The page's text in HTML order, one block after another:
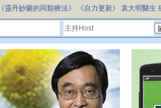
《靈丹妙藥的同類療法》 《自力更新》 袁大明醫生